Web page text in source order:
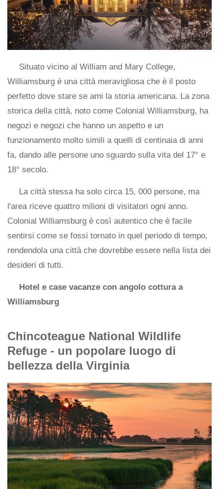
Situato vicino al William and Mary College,
Williamsburg è una città meravigliosa che è il posto
perfetto dove stare se ami la storia americana. La zona
storica della città, noto come Colonial Williamsburg, ha
negozi e negozi che hanno un aspetto e un
funzionamento molto simili a quelli di centinaia di anni
fa, dando alle persone uno sguardo sulla vita del 17° e
18° secolo.
La città stessa ha solo circa 15, 000 persone, ma
l'area riceve quattro milioni di visitatori ogni anno.
Colonial Williamsburg è così autentico che è facile
sentirsi come se fossi tornato in quel periodo di tempo,
rendendola una città che dovrebbe essere nella lista dei
desideri di tutti.
Hotel e case vacanze con angolo cottura a
Williamsburg
Chincoteague National Wildlife
Refuge - un popolare luogo di
bellezza della Virginia